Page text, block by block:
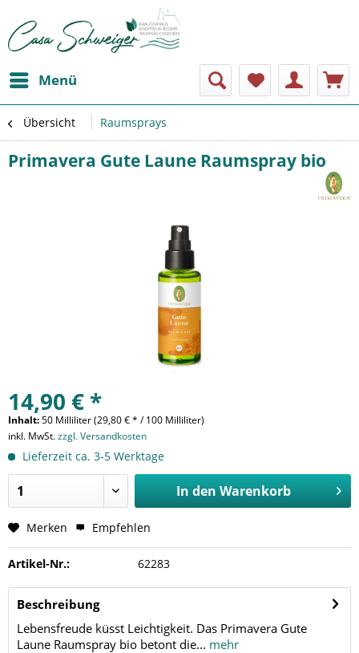
Menü
Übersicht Raumsprays
Primavera Gute Laune Raumspray bio
14,90 € *
Inhalt:50 Milliliter (29,80 € * / 100 Milliliter)
inkl. MwSt.zzgl. Versandkosten
Lieferzeit ca. 3-5 Werktage
In den Warenkorb
Merken Empfehlen
Artikel-Nr.: 62283
Beschreibung
Lebensfreude küsst Leichtigkeit. Das Primavera Gute
Laune Raumspray bio betont die... mehr